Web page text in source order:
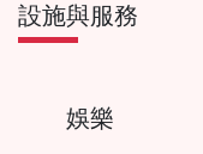
設施與服務
娛樂